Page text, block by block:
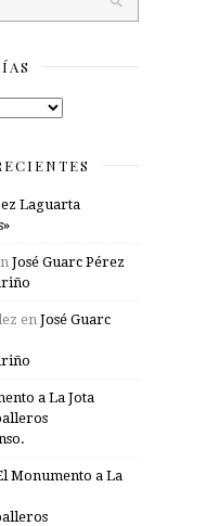
Laguarta
José Guarc Pérez
en José Guarc
a La Jota
Monumento a La